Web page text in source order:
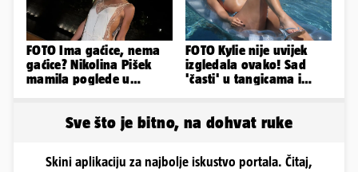
FOTO Ima gaćice, nema
gaćice? Nikolina Pišek
mamila poglede u
FOTO Kylie nije uvijek
izgledala ovako! Sad
'časti' u tangicama i
Sve što je bitno, na dohvat ruke
Skini aplikaciju za najbolje iskustvo portala. Čitaj,